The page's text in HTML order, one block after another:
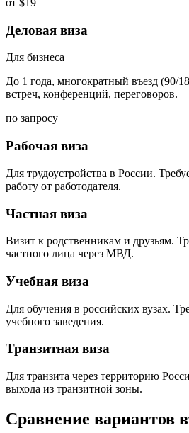
от $19
Деловая виза
Для бизнеса
До 1 года, многократный въезд (90/
встреч, конференций, переговоров.
по запросу
Рабочая виза
Для трудоустройства в России.
работу от работодателя.
Частная виза
Визит к родственникам и друзьям.
частного лица через МВД.
Учебная виза
Для обучения в российских вузах.
учебного заведения.
Транзитная виза
Для транзита через территорию
выхода из транзитной зоны.
Сравнение вариантов